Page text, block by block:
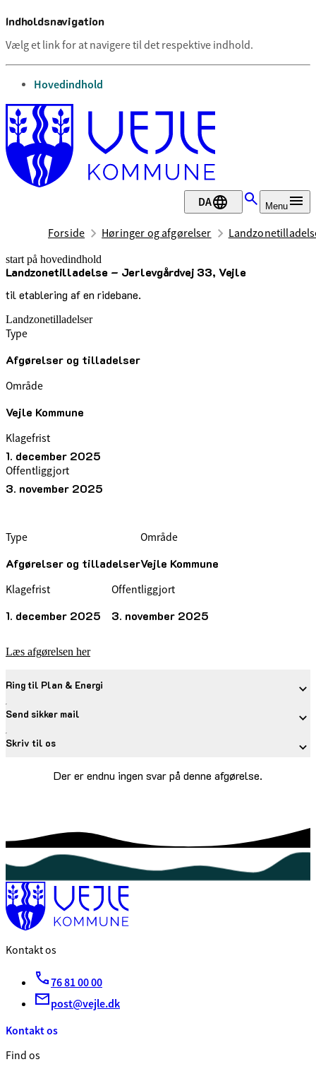
Indholdsnavigation
Vælg et link for at navigere til det respektive indhold.
gå til
Hovedindhold
DA Menu
Forside Høringer og afgørelser
start på hovedindhold
Landzonetilladelse – Jerlevgårdvej 33, Vejle
til etablering af en ridebane.
senest opdateret 3. november 2025
Landzonetilladelser
Type
Afgørelser og tilladelser
Område
Vejle Kommune
Klagefrist
1. december 2025
Offentliggjort
3. november 2025
Type
Afgørelser og tilladelser
Område
Vejle Kommune
Klagefrist
1. december 2025
Offentliggjort
3. november 2025
Læs afgørelsen her
Ring til Plan & Energi
Send sikker mail
Skriv til os
Der er endnu ingen svar på denne afgørelse.
Kontakt os
76 81 00 00
post@vejle.dk
Kontakt os
Find os